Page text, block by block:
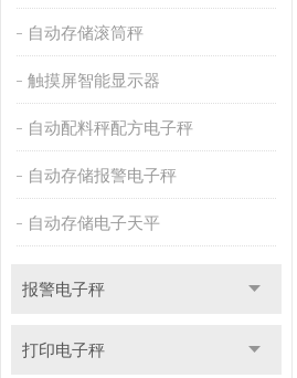
自动存储滚筒秤
触摸屏智能显示器
自动配料秤配方电子秤
自动存储报警电子秤
自动存储电子天平
报警电子秤
打印电子秤